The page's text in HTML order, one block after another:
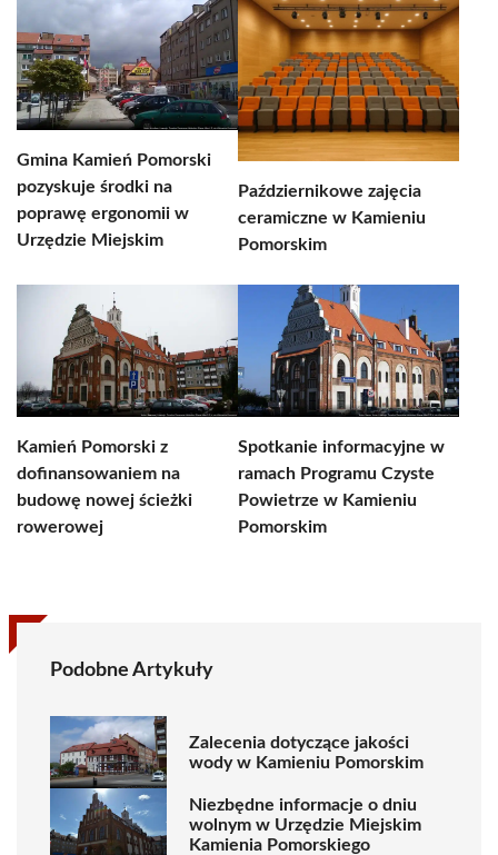
Gmina Kamień Pomorski
pozyskuje środki na
poprawę ergonomii w
Urzędzie Miejskim
Październikowe zajęcia
ceramiczne w Kamieniu
Pomorskim
Kamień Pomorski z
dofinansowaniem na
budowę nowej ścieżki
rowerowej
Spotkanie informacyjne w
ramach Programu Czyste
Powietrze w Kamieniu
Pomorskim
Podobne Artykuły
Zalecenia dotyczące jakości
wody w Kamieniu Pomorskim
Niezbędne informacje o dniu
wolnym w Urzędzie Miejskim
Kamienia Pomorskiego